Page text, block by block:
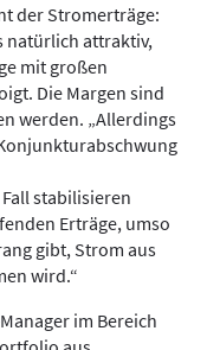
der Stromerträge:
natürlich attraktiv,
mit großen
Die Margen sind
werden. „Allerdings
stabilisieren
Erträge, umso
gibt, Strom aus
wird.“
im Bereich